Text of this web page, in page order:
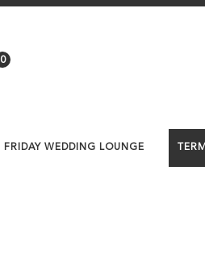
0
FRIDAY WEDDING LOUNGE